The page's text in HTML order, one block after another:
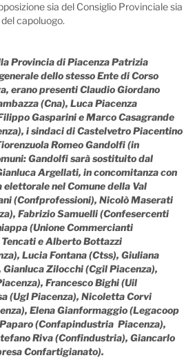
sia del Consiglio Provinciale sia
capoluogo.
Provincia di Piacenza Patrizia
dello stesso Ente di Corso
erano presenti Claudio Giordano
(Cna), Luca Piacenza
Gasparini e Marco Casagrande
i sindaci di Castelvetro Piacentino
Romeo Gandolfi (in
Gandolfi sarà sostituito dal
Argellati, in concomitanza con
elettorale nel Comune della Val
(Confprofessioni), Nicolò Maserati
Fabrizio Samuelli (Confesercenti
(Unione Commercianti
e Alberto Bottazzi
Lucia Fontana (Ctss), Giuliana
Gianluca Zilocchi (Cgil Piacenza),
Francesco Bighi (Uil
(Ugl Piacenza), Nicoletta Corvi
Elena Gianformaggio (Legacoop
(Confapindustria Piacenza),
Riva (Confindustria), Giancarlo
Confartigianato).